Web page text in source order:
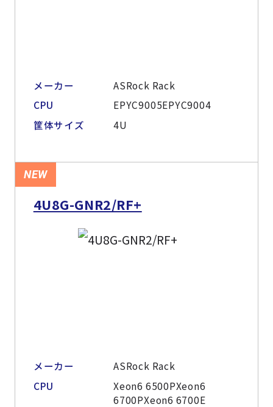
メーカー
ASRock Rack
CPU
EPYC9005EPYC9004
筐体サイズ
4U
NEW
4U8G-GNR2/RF+
メーカー
ASRock Rack
CPU
Xeon6 6500PXeon6
6700PXeon6 6700E